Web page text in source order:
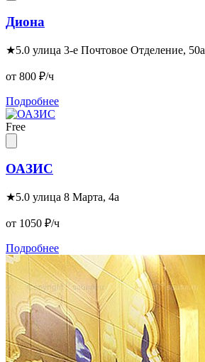
Диона
★5.0 улица 3-е Почтовое Отделение, 50а
от 800 ₽/ч
Подробнее
Free
ОАЗИС
★5.0 улица 8 Марта, 4а
от 1050 ₽/ч
Подробнее